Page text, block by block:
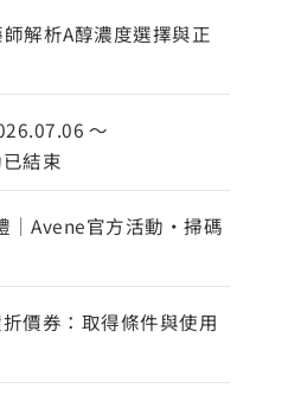
解析A醇濃度選擇與正
～
結束
｜Avene官方活動・掃碼
價券：取得條件與使用